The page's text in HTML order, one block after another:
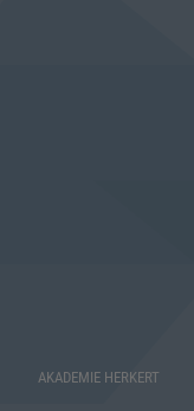
AKADEMIE HERKERT